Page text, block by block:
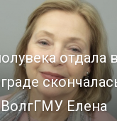
отдала
Елена